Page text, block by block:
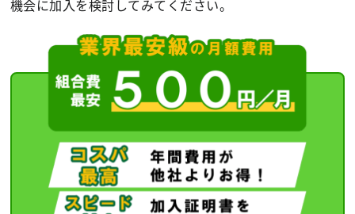
機会に加入を検討してみてください。